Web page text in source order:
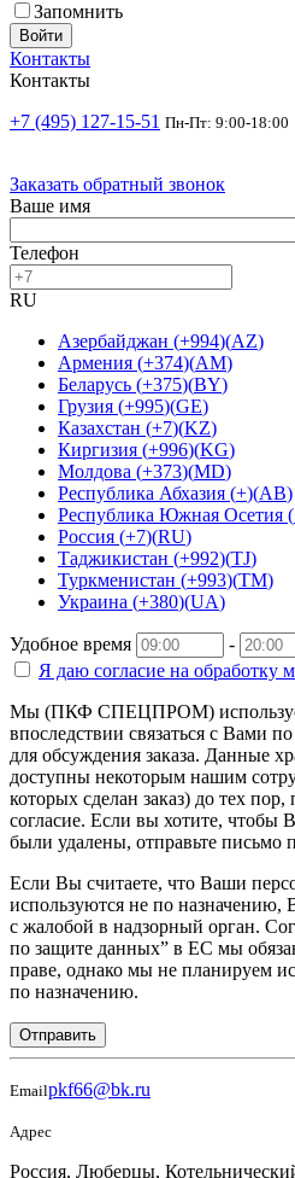
Запомнить
Войти
Контакты
Контакты
+7 (495) 127-15-51 Пн-Пт: 9:00-18:00
Заказать обратный звонок
Ваше имя
Телефон
RU
Азербайджан (+994)(AZ)
Армения (+374)(AM)
Беларусь (+375)(BY)
Грузия (+995)(GE)
Казахстан (+7)(KZ)
Киргизия (+996)(KG)
Молдова (+373)(MD)
Республика Абхазия (+)(AB)
Республика Южная Осетия (
Россия (+7)(RU)
Таджикистан (+992)(TJ)
Туркменистан (+993)(TM)
Украина (+380)(UA)
Удобное время
-
Я даю согласие на обработку
Мы (ПКФ СПЕЦПРОМ)
впоследствии связаться с Вами
для обсуждения заказа. Данные
доступны некоторым нашим
которых сделан заказ) до тех пор,
согласие. Если вы хотите, чтобы
были удалены, отправьте письмо
Если Вы считаете, что Ваши
используются не по назначению,
с жалобой в надзорный орган.
по защите данных” в ЕС мы
праве, однако мы не планируем
по назначению.
Отправить
Emailpkf66@bk.ru
Адрес
Россия, Люберцы,